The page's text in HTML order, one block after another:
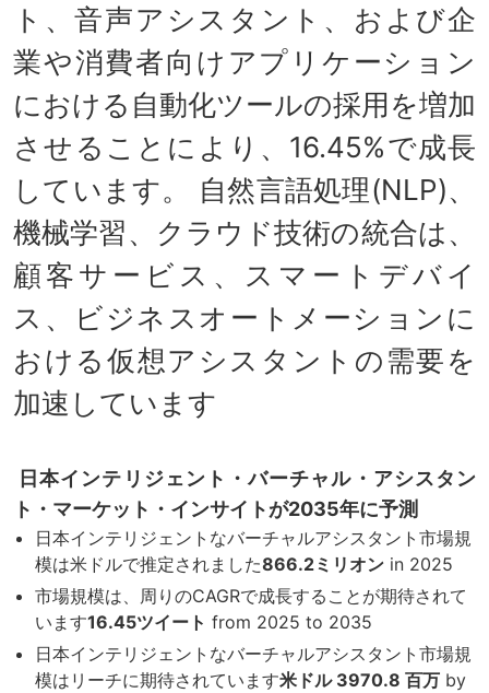
ト、音声アシスタント、および企
業や消費者向けアプリケーション
における自動化ツールの採用を増加
させることにより、16.45%で成長
しています。 自然言語処理(NLP)、
機械学習、クラウド技術の統合は、
顧客サービス、スマートデバイ
ス、ビジネスオートメーションに
おける仮想アシスタントの需要を
加速しています
日本インテリジェント・バーチャル・アシスタン
ト・マーケット・インサイトが2035年に予測
日本インテリジェントなバーチャルアシスタント市場規
模は米ドルで推定されました866.2ミリオン in 2025
市場規模は、周りのCAGRで成長することが期待されて
います16.45ツイート from 2025 to 2035
日本インテリジェントなバーチャルアシスタント市場規
模はリーチに期待されています米ドル 3970.8 百万 by